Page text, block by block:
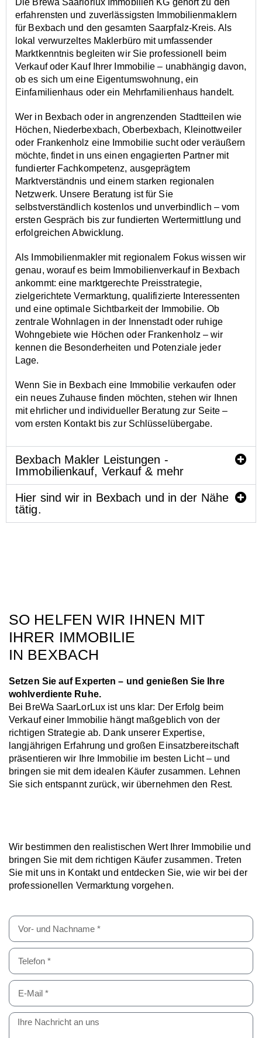
erfahrensten und zuverlässigsten Immobilienmaklern
für Bexbach und den gesamten Saarpfalz-Kreis. Als
lokal verwurzeltes Maklerbüro mit umfassender
Marktkenntnis begleiten wir Sie professionell beim
Verkauf oder Kauf Ihrer Immobilie – unabhängig davon,
ob es sich um eine Eigentumswohnung, ein
Einfamilienhaus oder ein Mehrfamilienhaus handelt.
Wer in Bexbach oder in angrenzenden Stadtteilen wie
Höchen, Niederbexbach, Oberbexbach, Kleinottweiler
oder Frankenholz eine Immobilie sucht oder veräußern
möchte, findet in uns einen engagierten Partner mit
fundierter Fachkompetenz, ausgeprägtem
Marktverständnis und einem starken regionalen
Netzwerk. Unsere Beratung ist für Sie
selbstverständlich kostenlos und unverbindlich – vom
ersten Gespräch bis zur fundierten Wertermittlung und
erfolgreichen Abwicklung.
Als Immobilienmakler mit regionalem Fokus wissen wir
genau, worauf es beim Immobilienverkauf in Bexbach
ankommt: eine marktgerechte Preisstrategie,
zielgerichtete Vermarktung, qualifizierte Interessenten
und eine optimale Sichtbarkeit der Immobilie. Ob
zentrale Wohnlagen in der Innenstadt oder ruhige
Wohngebiete wie Höchen oder Frankenholz – wir
kennen die Besonderheiten und Potenziale jeder
Lage.
Wenn Sie in Bexbach eine Immobilie verkaufen oder
ein neues Zuhause finden möchten, stehen wir Ihnen
mit ehrlicher und individueller Beratung zur Seite –
vom ersten Kontakt bis zur Schlüsselübergabe.
Bexbach Makler Leistungen -
Immobilienkauf, Verkauf & mehr
Hier sind wir in Bexbach und in der Nähe
tätig.
SO HELFEN WIR IHNEN MIT
IHRER IMMOBILIE
IN BEXBACH
Setzen Sie auf Experten – und genießen Sie Ihre
wohlverdiente Ruhe.
Bei BreWa SaarLorLux ist uns klar: Der Erfolg beim
Verkauf einer Immobilie hängt maßgeblich von der
richtigen Strategie ab. Dank unserer Expertise,
langjährigen Erfahrung und großen Einsatzbereitschaft
präsentieren wir Ihre Immobilie im besten Licht – und
bringen sie mit dem idealen Käufer zusammen. Lehnen
Sie sich entspannt zurück, wir übernehmen den Rest.
Wir bestimmen den realistischen Wert Ihrer Immobilie und
bringen Sie mit dem richtigen Käufer zusammen. Treten
Sie mit uns in Kontakt und entdecken Sie, wie wir bei der
professionellen Vermarktung vorgehen.